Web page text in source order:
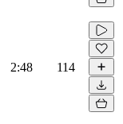
2:48 114